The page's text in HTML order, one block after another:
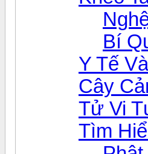
Bí
Y Tế
Cây
Tử Vi
Tìm